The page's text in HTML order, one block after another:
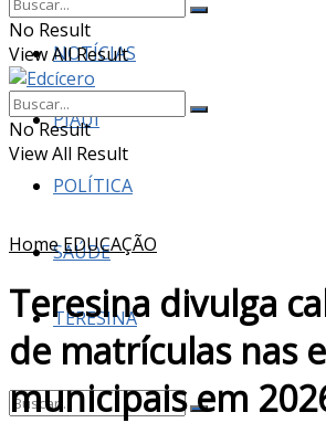
NOTÍCIAS
PIAUÍ
POLÍTICA
SAÚDE
TERESINA
No Result
View All Result
No Result
View All Result
Home EDUCAÇÃO
Teresina divulga
de matrículas nas
municipais em